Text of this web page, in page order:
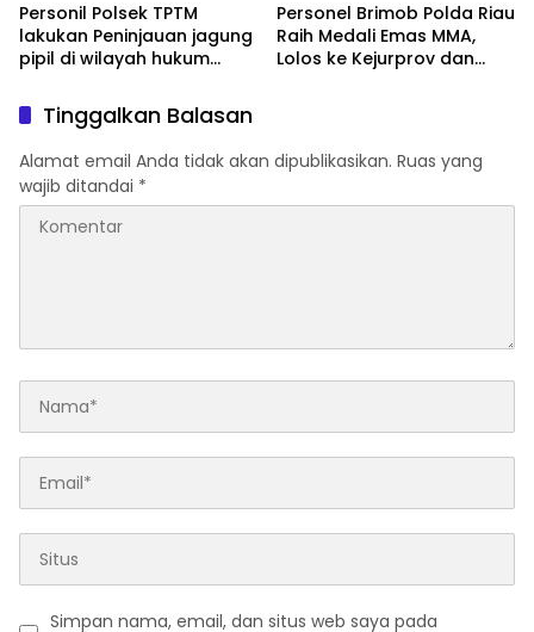
Personil Polsek TPTM
lakukan Peninjauan jagung
pipil di wilayah hukum
Personel Brimob Polda Riau
Raih Medali Emas MMA,
Lolos ke Kejurprov dan
Tinggalkan Balasan
Alamat email Anda tidak akan dipublikasikan. Ruas yang
wajib ditandai *
Simpan nama, email, dan situs web saya pada